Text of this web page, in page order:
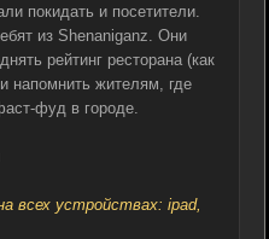
покидать и посетители.
из Shenaniganz. Они
рейтинг ресторана (как
напомнить жителям, где
фуд в городе.
всех устройствах: ipad,